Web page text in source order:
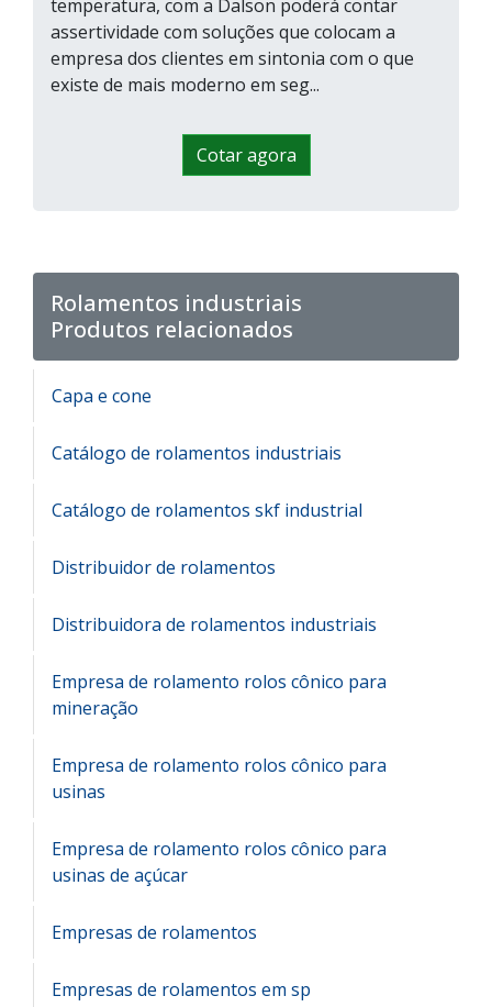
temperatura, com a Dalson poderá contar
assertividade com soluções que colocam a
empresa dos clientes em sintonia com o que
existe de mais moderno em seg...
Cotar agora
Rolamentos industriais
Produtos relacionados
Capa e cone
Catálogo de rolamentos industriais
Catálogo de rolamentos skf industrial
Distribuidor de rolamentos
Distribuidora de rolamentos industriais
Empresa de rolamento rolos cônico para
mineração
Empresa de rolamento rolos cônico para
usinas
Empresa de rolamento rolos cônico para
usinas de açúcar
Empresas de rolamentos
Empresas de rolamentos em sp